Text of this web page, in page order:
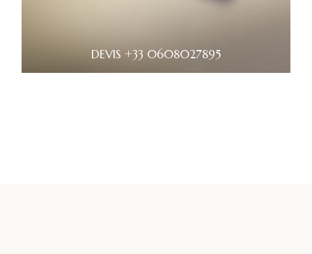
DEVIS +33 0608027895